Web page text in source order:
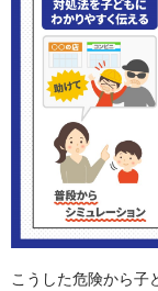
こうした危険から子